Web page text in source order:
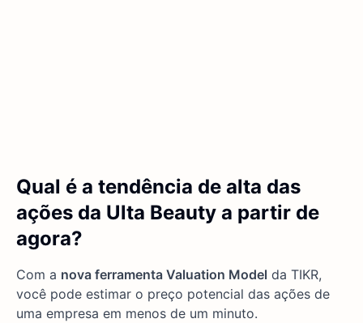
Qual é a tendência de alta das
ações da Ulta Beauty a partir de
agora?
Com a nova ferramenta Valuation Model da TIKR,
você pode estimar o preço potencial das ações de
uma empresa em menos de um minuto.